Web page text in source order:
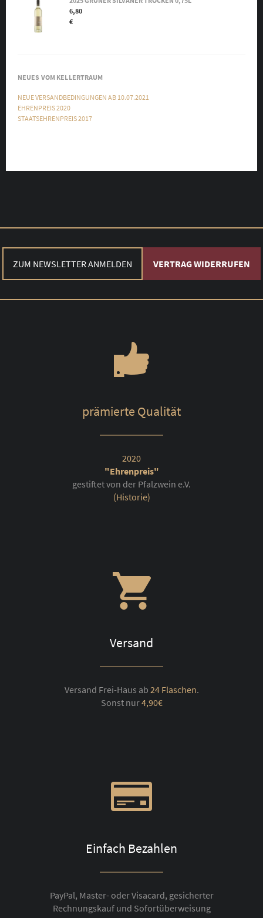
6,80
€
NEUES VOM KELLERTRAUM
NEUE VERSANDBEDINGUNGEN AB 10.07.2021
EHRENPREIS 2020
STAATSEHRENPREIS 2017
ZUM NEWSLETTER ANMELDEN VERTRAG WIDERRUFEN
prämierte Qualität
2020
"Ehrenpreis"
gestiftet von der Pfalzwein e.V.
(Historie)
Versand
Versand Frei-Haus ab 24 Flaschen.
Sonst nur4,90€
Einfach Bezahlen
PayPal, Master- oder Visacard, gesicherter
Rechnungskauf und Sofortüberweisung